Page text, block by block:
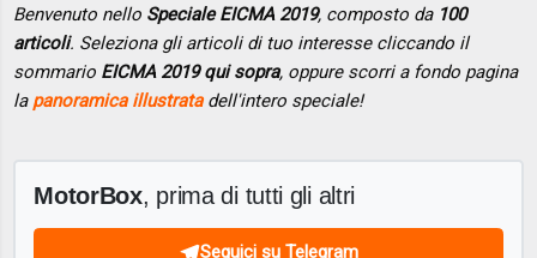
Benvenuto nello Speciale EICMA 2019, composto da 100
articoli. Seleziona gli articoli di tuo interesse cliccando il
sommario EICMA 2019 qui sopra, oppure scorri a fondo pagina
la panoramica illustratadell'intero speciale!
MotorBox, prima di tutti gli altri
Seguici su Telegram